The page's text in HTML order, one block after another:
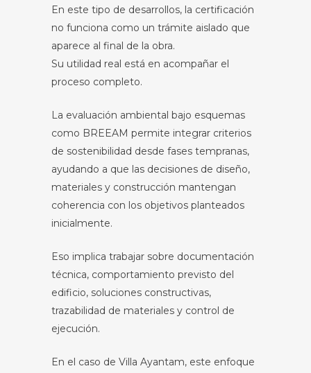
En este tipo de desarrollos, la certificación
no funciona como un trámite aislado que
aparece al final de la obra.
Su utilidad real está en acompañar el
proceso completo.
La evaluación ambiental bajo esquemas
como BREEAM permite integrar criterios
de sostenibilidad desde fases tempranas,
ayudando a que las decisiones de diseño,
materiales y construcción mantengan
coherencia con los objetivos planteados
inicialmente.
Eso implica trabajar sobre documentación
técnica, comportamiento previsto del
edificio, soluciones constructivas,
trazabilidad de materiales y control de
ejecución.
En el caso de Villa Ayantam, este enfoque